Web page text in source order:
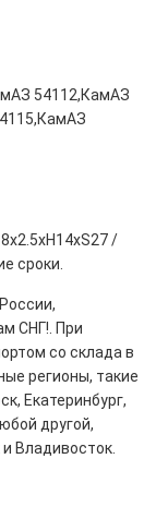
54112,КамАЗ
/
сроки.
СНГ!. При
со склада в
регионы, такие
Екатеринбург,
другой,
Владивосток.